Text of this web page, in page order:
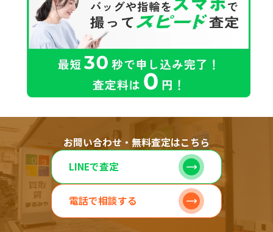
お問い合わせ・無料査定はこちら
LINEで査定
電話で相談する